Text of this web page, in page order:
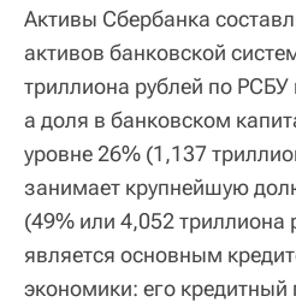
Активы Сбербанка
активов банковской
триллиона рублей по
а доля в банковском
уровне 26% (1,137
занимает крупнейшую
(49% или 4,052 триллиона
является основным
экономики: его